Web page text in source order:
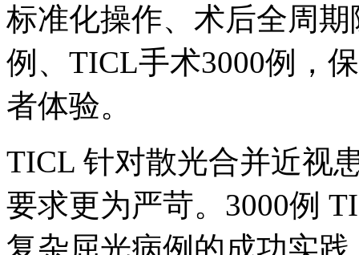
标准化操作、术后全周
例、TICL手术3000例，
者体验。
TICL 针对散光合并近视
要求更为严苛。3000例
复杂屈光病例的成功实